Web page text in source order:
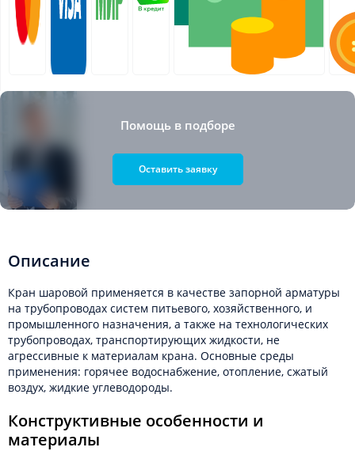
Помощь в подборе
Оставить заявку
Описание
Кран шаровой применяется в качестве запорной арматуры
на трубопроводах систем питьевого, хозяйственного, и
промышленного назначения, а также на технологических
трубопроводах, транспортирующих жидкости, не
агрессивные к материалам крана. Основные среды
применения: горячее водоснабжение, отопление, сжатый
воздух, жидкие углеводороды.
Конструктивные особенности и
материалы